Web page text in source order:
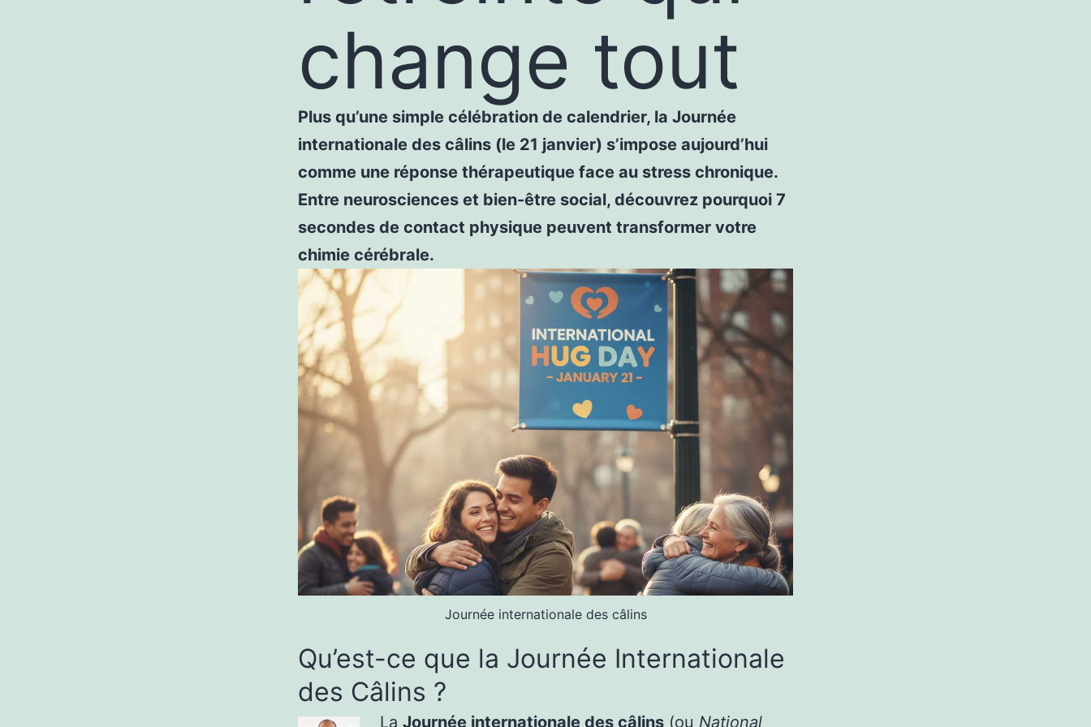
change tout
Plus qu’une simple célébration de calendrier, la Journée
internationale des câlins (le 21 janvier) s’impose aujourd’hui
comme une réponse thérapeutique face au stress chronique.
Entre neurosciences et bien-être social, découvrez pourquoi 7
secondes de contact physique peuvent transformer votre
chimie cérébrale.
Journée internationale des câlins
Qu’est-ce que la Journée Internationale
des Câlins ?
La Journée internationale des câlins (ou National